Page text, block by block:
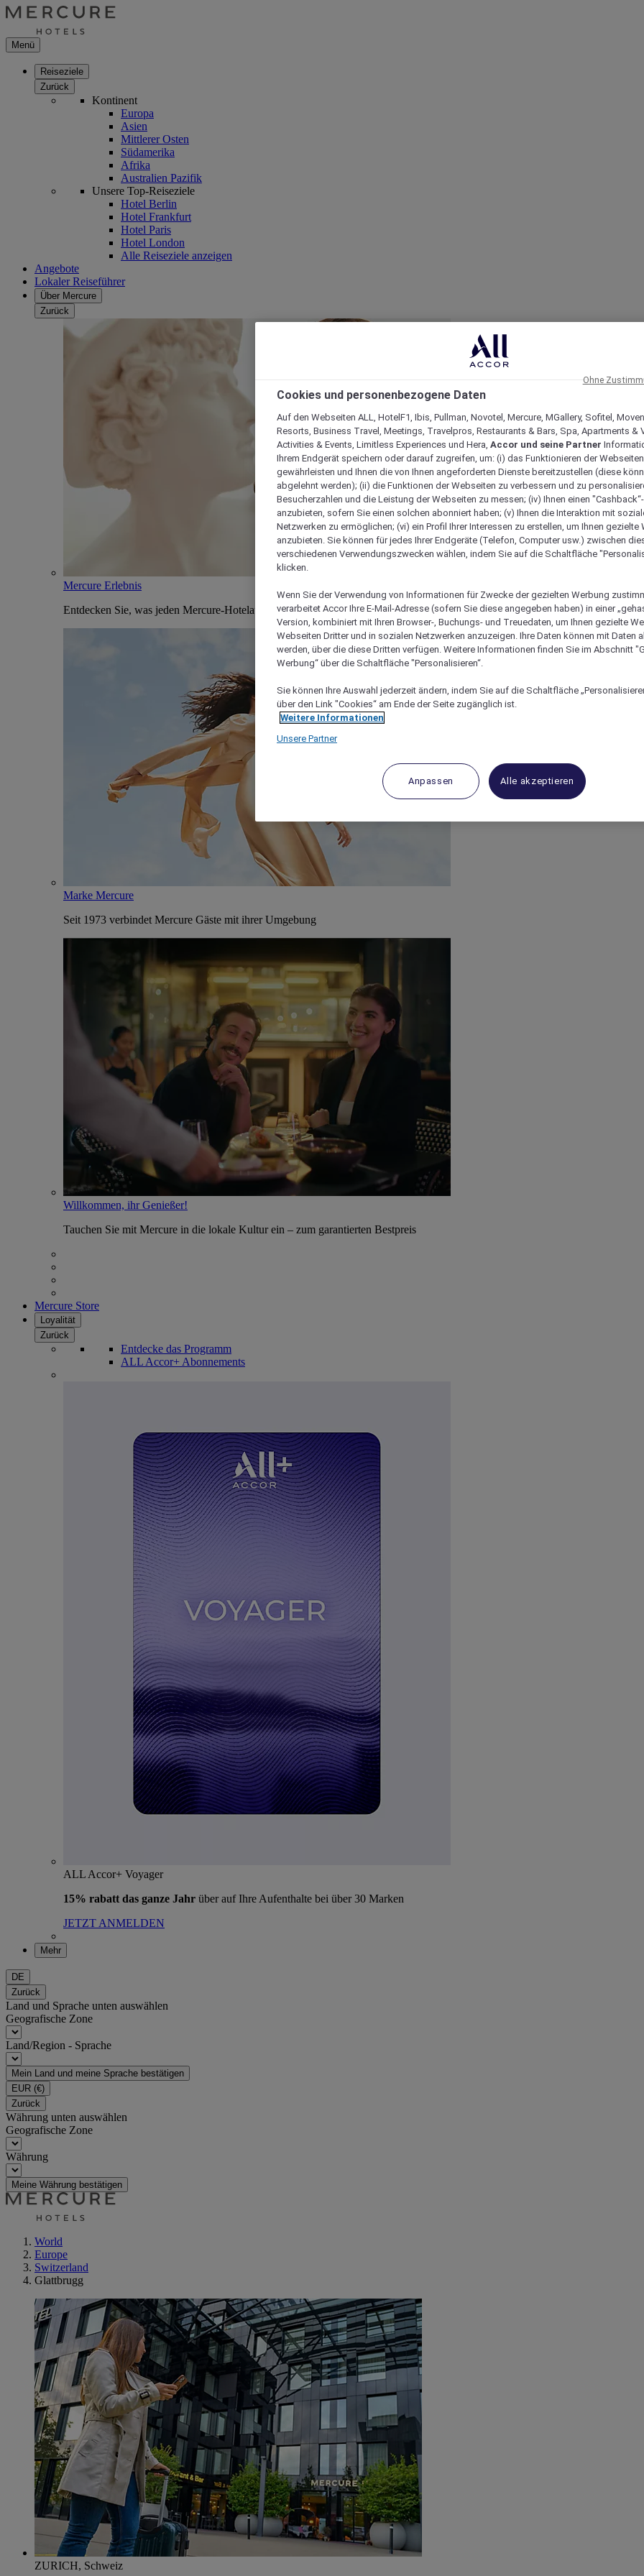
Menü
Reiseziele
Zurück
Kontinent
Europa
Asien
Mittlerer Osten
Südamerika
Afrika
Australien Pazifik
Unsere Top-Reiseziele
Hotel Berlin
Hotel Frankfurt
Hotel Paris
Hotel London
Alle Reiseziele anzeigen
Angebote
Lokaler Reiseführer
Über Mercure
Zurück
Mercure Erlebnis
Entdecken Sie, was jeden Mercure-Hotelaufenthalt einzigartig macht
Marke Mercure
Seit 1973 verbindet Mercure Gäste mit ihrer Umgebung
Willkommen, ihr Genießer!
Tauchen Sie mit Mercure in die lokale Kultur ein – zum garantierten Bestpreis
Mercure Store
Loyalität
Zurück
Entdecke das Programm
ALL Accor+ Abonnements
ALL Accor+ Voyager
15% rabatt das ganze Jahr über auf Ihre Aufenthalte bei über 30 Marken
JETZT ANMELDEN
Mehr
DE
Zurück
Land und Sprache unten auswählen
Geografische Zone
Land/Region - Sprache
Mein Land und meine Sprache bestätigen
EUR (€)
Zurück
Währung unten auswählen
Geografische Zone
Währung
Meine Währung bestätigen
World
Europe
Switzerland
Glattbrugg
ZURICH, Schweiz
Cookies und personenbezogene Daten
Auf den Webseiten ALL, HotelF1, Ibis, Pullman, Novotel, Mercure, MGallery, Sofitel,
Resorts, Business Travel, Meetings, Travelpros, Restaurants & Bars, Spa, Apartments &
Activities & Events, Limitless Experiences und Hera, Accor und seine Partner
Ihrem Endgerät speichern oder darauf zugreifen, um: (i) das Funktionieren der
gewährleisten und Ihnen die von Ihnen angeforderten Dienste bereitzustellen (diese
abgelehnt werden); (ii) die Funktionen der Webseiten zu verbessern und zu
Besucherzahlen und die Leistung der Webseiten zu messen; (iv) Ihnen einen
anzubieten, sofern Sie einen solchen abonniert haben; (v) Ihnen die Interaktion mit
Netzwerken zu ermöglichen; (vi) ein Profil Ihrer Interessen zu erstellen, um Ihnen gezielte
anzubieten. Sie können für jedes Ihrer Endgeräte (Telefon, Computer usw.) zwischen
verschiedenen Verwendungszwecken wählen, indem Sie auf die Schaltfläche
klicken.
Wenn Sie der Verwendung von Informationen für Zwecke der gezielten Werbung
verarbeitet Accor Ihre E-Mail-Adresse (sofern Sie diese angegeben haben) in einer
Version, kombiniert mit Ihren Browser-, Buchungs- und Treuedaten, um Ihnen gezielte
Webseiten Dritter und in sozialen Netzwerken anzuzeigen. Ihre Daten können mit Daten
werden, über die diese Dritten verfügen. Weitere Informationen finden Sie im Abschnitt
Werbung“ über die Schaltfläche "Personalisieren“.
Sie können Ihre Auswahl jederzeit ändern, indem Sie auf die Schaltfläche
über den Link "Cookies“ am Ende der Seite zugänglich ist.
Weitere Informationen
Unsere Partner
Anpassen Alle akzeptieren
Ohne